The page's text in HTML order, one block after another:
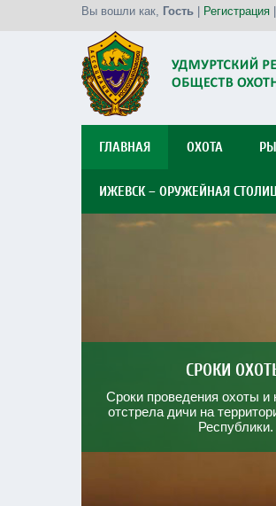
Вы вошли как, Гость Регистрация
ГЛАВНАЯ ОХОТА
ИЖЕВСК – ОРУЖЕЙНАЯ
СРОКИ
Сроки проведения охоты и
отстрела дичи на
Республики.
ОХОТА С
СПОРТИВНАЯ